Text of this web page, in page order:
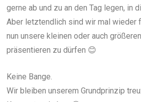
gerne ab und zu an den Tag legen, in
Aber letztendlich sind wir mal wieder
nun unsere kleinen oder auch
präsentieren zu dürfen 😊
Keine Bange.
Wir bleiben unserem Grundprinzip